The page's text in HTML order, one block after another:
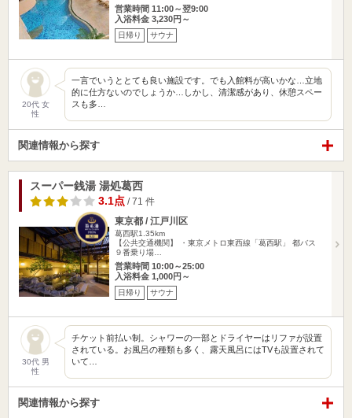
営業時間 11:00～翌9:00
入浴料金 3,230円～
日帰り サウナ
20代 女
性
一言でいうととても良い施設です。でも入館料が高いかな…立地
的に仕方ないのでしょうか…しかし、清潔感があり、休憩スペー
スも多…
関連情報から探す
スーパー銭湯 湯処葛西
3.1点 / 71 件
東京都 / 江戸川区
葛西駅1.35km
【公共交通機関】 ・東京メトロ東西線「葛西駅」 都バス
９番乗り場…
営業時間 10:00～25:00
入浴料金 1,000円～
日帰り サウナ
30代 男
性
チケット前払い制。シャワーの一部とドライヤーはリファが設置
されている。お風呂の種類も多く、露天風呂にはTVも設置されて
いて…
関連情報から探す